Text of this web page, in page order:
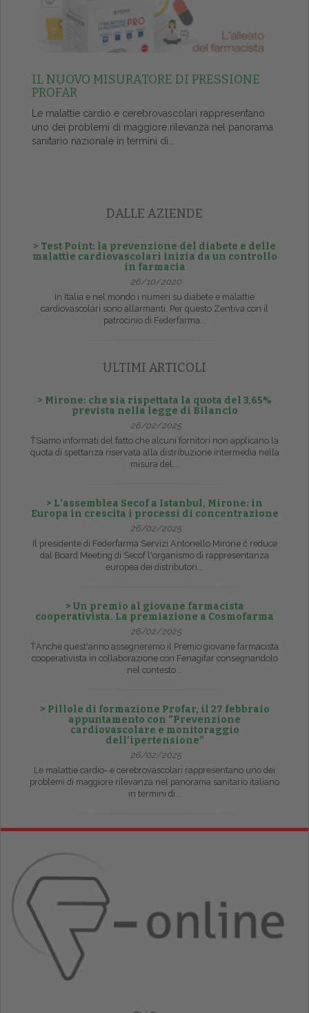
IL NUOVO MISURATORE DI PRESSIONE
PROFAR
Le malattie cardio e cerebrovascolari rappresentano
uno dei problemi di maggiore rilevanza nel panorama
sanitario nazionale in termini di...
DALLE AZIENDE
> Test Point: la prevenzione del diabete e delle
malattie cardiovascolari inizia da un controllo
in farmacia
26/10/2020
In Italia e nel mondo i numeri su diabete e malattie
cardiovascolari sono allarmanti. Per questo Zentiva con il
patrocinio di Federfarma...
ULTIMI ARTICOLI
> Mirone: che sia rispettata la quota del 3,65%
prevista nella legge di Bilancio
26/02/2025
ŤSiamo informati del fatto che alcuni fornitori non applicano la
quota di spettanza riservata alla distribuzione intermedia nella
misura del...
> L’assemblea Secof a Istanbul, Mirone: in
Europa in crescita i processi di concentrazione
26/02/2025
Il presidente di Federfarma Servizi Antonello Mirone č reduce
dal Board Meeting di Secof l'organismo di rappresentanza
europea dei distributori...
> Un premio al giovane farmacista
cooperativista. La premiazione a Cosmofarma
26/02/2025
ŤAnche quest'anno assegneremo il Premio giovane farmacista
cooperativista in collaborazione con Fenagifar consegnandolo
nel contesto...
> Pillole di formazione Profar, il 27 febbraio
appuntamento con “Prevenzione
cardiovascolare e monitoraggio
dell’ipertensione”
26/02/2025
Le malattie cardio- e cerebrovascolari rappresentano uno dei
problemi di maggiore rilevanza nel panorama sanitario italiano
in termini di...